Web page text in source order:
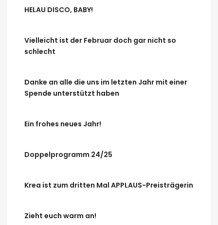
HELAU DISCO, BABY!
Vielleicht ist der Februar doch gar nicht so
schlecht
Danke an alle die uns im letzten Jahr mit einer
Spende unterstützt haben
Ein frohes neues Jahr!
Doppelprogramm 24/25
Krea ist zum dritten Mal APPLAUS-Preisträgerin
Zieht euch warm an!